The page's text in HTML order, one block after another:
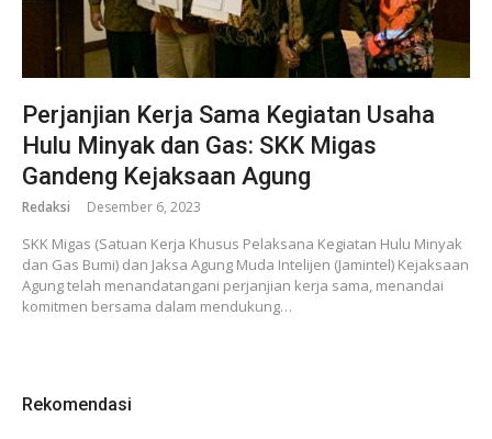
Perjanjian Kerja Sama Kegiatan Usaha
Hulu Minyak dan Gas: SKK Migas
Gandeng Kejaksaan Agung
Redaksi Desember 6, 2023
SKK Migas (Satuan Kerja Khusus Pelaksana Kegiatan Hulu Minyak
dan Gas Bumi) dan Jaksa Agung Muda Intelijen (Jamintel) Kejaksaan
Agung telah menandatangani perjanjian kerja sama, menandai
komitmen bersama dalam mendukung…
Rekomendasi